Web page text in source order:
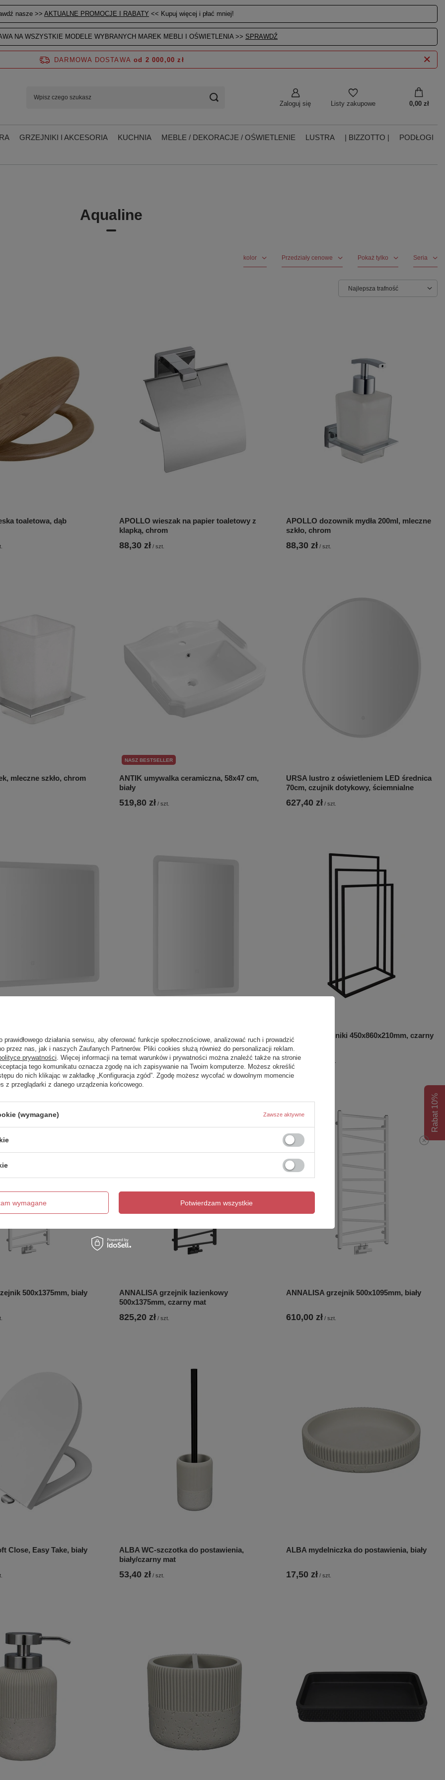
nasze >> AKTUALNE PROMOCJE I RABATY << Kupuj więcej i płać mniej!
NA WSZYSTKIE MODELE WYBRANYCH MAREK MEBLI I OŚWIETLENIA >> SPRAWDŹ
Zaloguj się Listy zakupowe 0,00 zł
DARMOWA DOSTAWA od 2 000,00 zł
GRZEJNIKI I AKCESORIA KUCHNIA MEBLE / DEKORACJE / OŚWIETLENIE LUSTRA | BIZZOTTO |
PODŁOGI
Aqualine
kolor Przedziały cenowe Pokaż tylko Seria
Najlepsza trafność
toaletowa, dąb
APOLLO wieszak na papier toaletowy z
klapką, chrom
88,30 zł / szt.
APOLLO dozownik mydła 200ml, mleczne
szkło, chrom
88,30 zł / szt.
mleczne szkło, chrom
NASZ BESTSELLER
ANTIK umywalka ceramiczna, 58x47 cm,
biały
519,80 zł / szt.
URSA lustro z oświetleniem LED średnica
70cm, czujnik dotykowy, ściemnialne
627,40 zł / szt.
oświetleniem LED 80x60cm,
ściemnialne
FAGO lustro z oświetleniem LED 50x70cm,
czujnik dotykowy, ściemnialne
610,00 zł / szt.
Stojak na ręczniki 450x860x210mm, czarny
mat
357,90 zł
500x1375mm, biały
ANNALISA grzejnik łazienkowy
500x1375mm, czarny mat
825,20 zł / szt.
ANNALISA grzejnik 500x1095mm, biały
610,00 zł / szt.
Close, Easy Take, biały
ALBA WC-szczotka do postawienia,
biały/czarny mat
53,40 zł / szt.
ALBA mydelniczka do postawienia, biały
17,50 zł / szt.
Rabat 10%
działania serwisu, aby oferować funkcje społecznościowe, analizować ruch i prowadzić
przez nas, jak i naszych Zaufanych Partnerów. Pliki cookies służą również do personalizacji reklam.
prywatności. Więcej informacji na temat warunków i prywatności można znaleźć także na stronie
tego komunikatu oznacza zgodę na ich zapisywanie na Twoim komputerze. Możesz określić
do nich klikając w zakładkę „Konfiguracja zgód”. Zgodę możesz wycofać w dowolnym momencie
z przeglądarki z danego urządzenia końcowego.
(wymagane) Zawsze aktywne
wymagane Potwierdzam wszystkie